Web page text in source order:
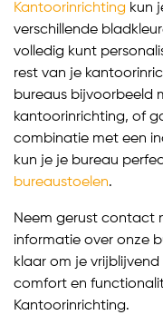
Kantoorinrichting kun
verschillende
volledig kunt
rest van je
bureaus bijvoorbeeld
kantoorinrichting, of
combinatie met een
kun je je bureau
bureaustoelen.
Neem gerust contact
informatie over onze
klaar om je
comfort en
Kantoorinrichting.